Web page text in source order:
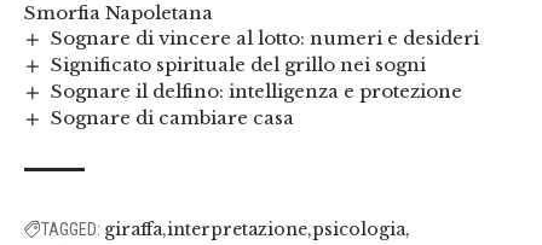
Smorfia Napoletana
Sognare di vincere al lotto: numeri e desideri
Significato spirituale del grillo nei sogni
Sognare il delfino: intelligenza e protezione
Sognare di cambiare casa
TAGGED: giraffa interpretazione psicologia